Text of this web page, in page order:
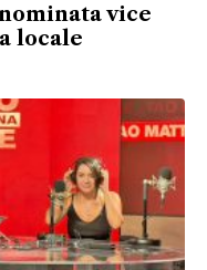
vice
locale